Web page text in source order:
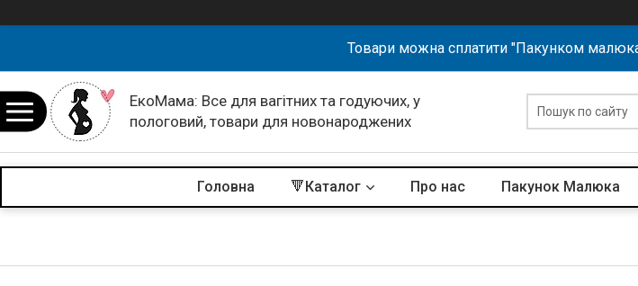
Товари можна сплатити "Пакунком
ЕкоМама: Все для вагітних та годуючих, у
пологовий, товари для новонароджених
Головна 🔻Каталог Про нас Пакунок Малюка